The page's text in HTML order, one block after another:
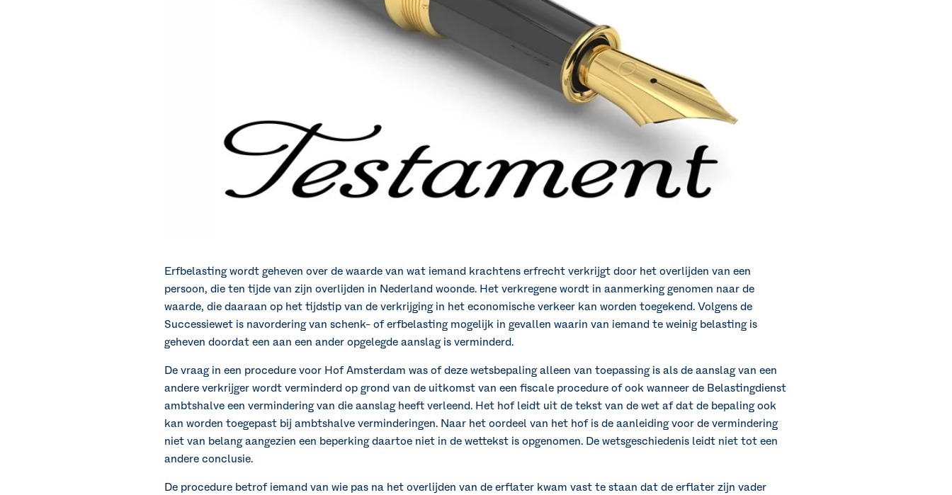
Erfbelasting wordt geheven over de waarde van wat iemand krachtens erfrecht verkrijgt door het overlijden van een
persoon, die ten tijde van zijn overlijden in Nederland woonde. Het verkregene wordt in aanmerking genomen naar de
waarde, die daaraan op het tijdstip van de verkrijging in het economische verkeer kan worden toegekend. Volgens de
Successiewet is navordering van schenk- of erfbelasting mogelijk in gevallen waarin van iemand te weinig belasting is
geheven doordat een aan een ander opgelegde aanslag is verminderd.
De vraag in een procedure voor Hof Amsterdam was of deze wetsbepaling alleen van toepassing is als de aanslag van een
andere verkrijger wordt verminderd op grond van de uitkomst van een fiscale procedure of ook wanneer de Belastingdienst
ambtshalve een vermindering van die aanslag heeft verleend. Het hof leidt uit de tekst van de wet af dat de bepaling ook
kan worden toegepast bij ambtshalve verminderingen. Naar het oordeel van het hof is de aanleiding voor de vermindering
niet van belang aangezien een beperking daartoe niet in de wettekst is opgenomen. De wetsgeschiedenis leidt niet tot een
andere conclusie.
De procedure betrof iemand van wie pas na het overlijden van de erflater kwam vast te staan dat de erflater zijn vader